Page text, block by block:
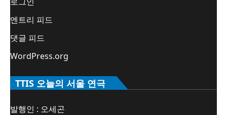
엔트리 피드
댓글 피드
WordPress.org
TTIS 오늘의 서울 연극
발행인 : 오세곤